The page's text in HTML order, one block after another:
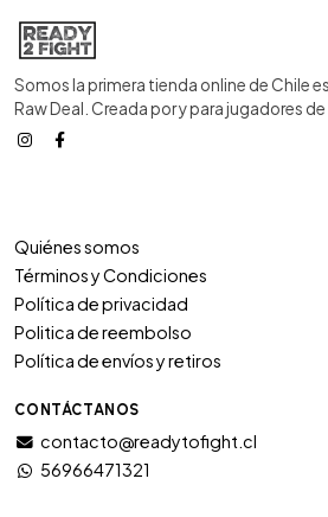
Somos la primera tienda online de Chile
Raw Deal. Creada por y para jugadores de
Quiénes somos
Términos y Condiciones
Política de privacidad
Politica de reembolso
Política de envíos y retiros
CONTÁCTANOS
contacto@readytofight.cl
56966471321